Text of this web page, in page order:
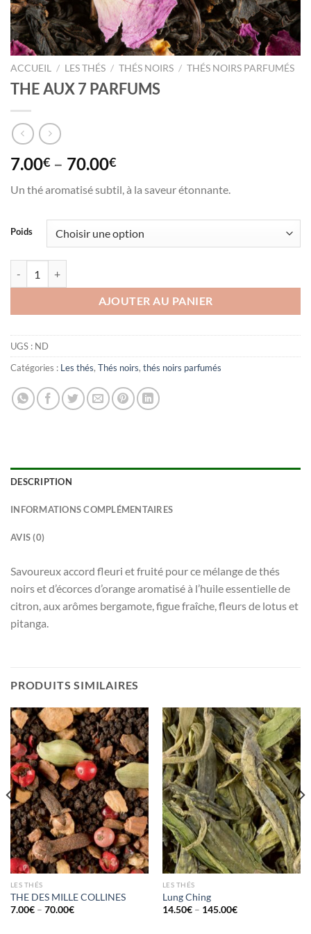
ACCUEIL / LES THÉS / THÉS NOIRS / THÉS NOIRS PARFUMÉS
THE AUX 7 PARFUMS
7.00€ – 70.00€
Un thé aromatisé subtil, à la saveur étonnante.
Poids
AJOUTER AU PANIER
UGS : ND
Catégories : Les thés, Thés noirs, thés noirs parfumés
DESCRIPTION
INFORMATIONS COMPLÉMENTAIRES
AVIS (0)
Savoureux accord fleuri et fruité pour ce mélange de thés
noirs et d’écorces d’orange aromatisé à l’huile essentielle de
citron, aux arômes bergamote, figue fraîche, fleurs de lotus et
pitanga.
PRODUITS SIMILAIRES
LES THÉS
THE DES MILLE COLLINES
7.00€– 70.00€
LES THÉS
Lung Ching
14.50€– 145.00€